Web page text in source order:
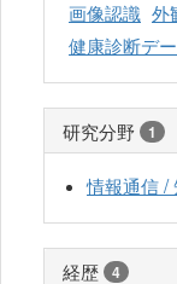
画像認識 外
健康診断デ
研究分野 1
情報通信 /
経歴 4